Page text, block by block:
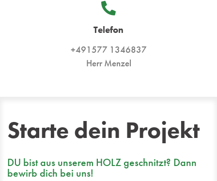
Telefon
+491577 1346837
Herr Menzel
Starte dein Projekt
DU bist aus unserem HOLZ geschnitzt? Dann
bewirb dich bei uns!